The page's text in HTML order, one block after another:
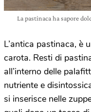
La pastinaca ha sapore
L’antica pastinaca, è
carota. Resti di
all’interno delle
nutriente e
si inserisce nelle